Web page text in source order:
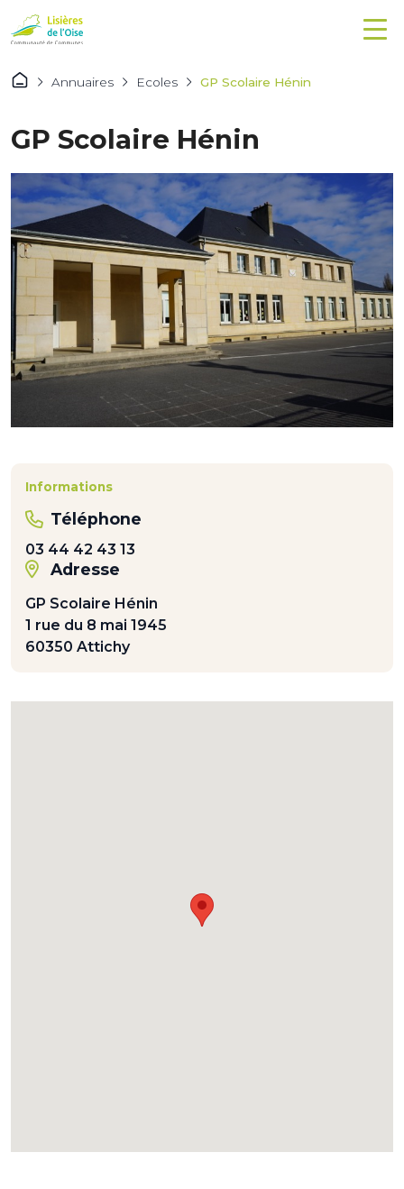
Annuaires Ecoles GP Scolaire Hénin
GP Scolaire Hénin
Informations
Téléphone
03 44 42 43 13
Adresse
GP Scolaire Hénin
1 rue du 8 mai 1945
60350 Attichy